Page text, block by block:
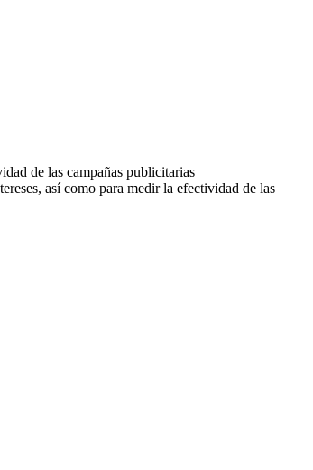
de las campañas publicitarias
así como para medir la efectividad de las